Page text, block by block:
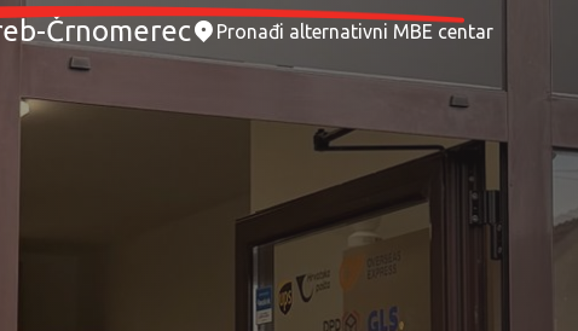
Črnomerec Pronađi alternativni MBE centar